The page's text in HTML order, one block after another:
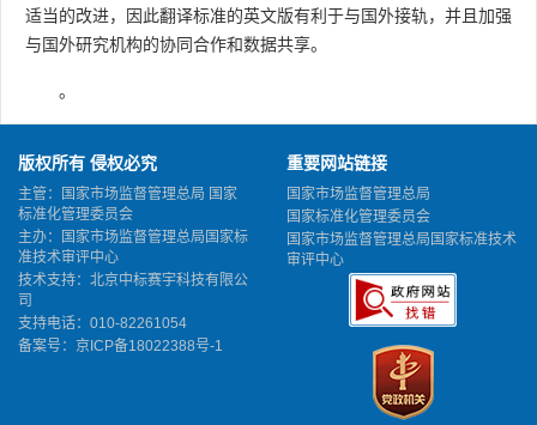
适当的改进，因此翻译标准的英文版有利于与国外接轨，并且加强
与国外研究机构的协同合作和数据共享。
。
版权所有 侵权必究
主管：国家市场监督管理总局 国家
标准化管理委员会
主办：国家市场监督管理总局国家标
准技术审评中心
技术支持：北京中标赛宇科技有限公
司
支持电话：010-82261054
备案号： 京ICP备18022388号-1
重要网站链接
国家市场监督管理总局
国家标准化管理委员会
国家市场监督管理总局国家标准技术
审评中心